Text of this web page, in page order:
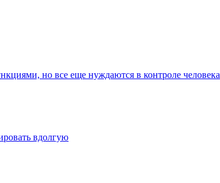
но все еще нуждаются в контроле человека
вдолгую